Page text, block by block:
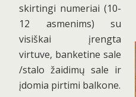
skirtingi numeriai (10-
12 asmenims) su
visiškai įrengta
virtuve, banketine sale
/stalo žaidimų sale ir
įdomia pirtimi balkone.